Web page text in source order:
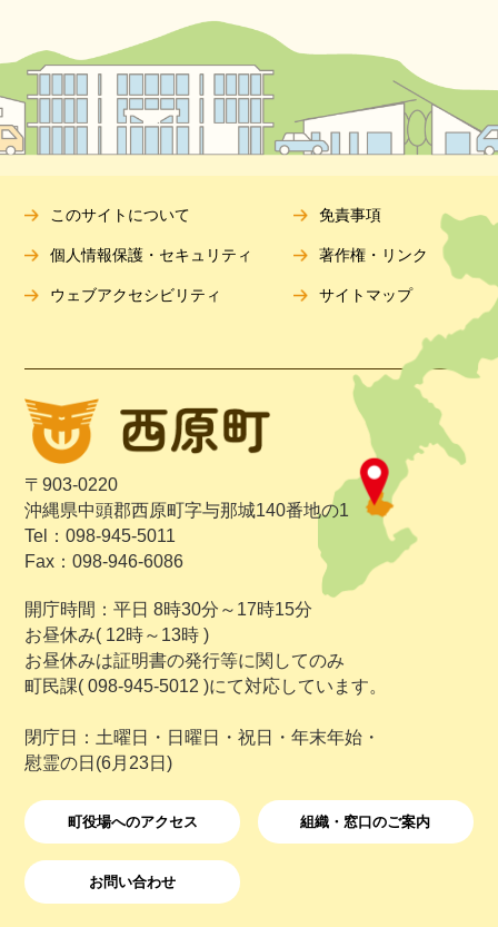
〒903-0220
沖縄県中頭郡西原町字与那城140番地の1
Tel：098-945-5011
Fax：098-946-6086
開庁時間：平日 8時30分～17時15分
お昼休み( 12時～13時 )
お昼休みは証明書の発行等に関してのみ
町民課( 098-945-5012 )にて対応しています。
閉庁日：土曜日・日曜日・祝日・年末年始・
慰霊の日(6月23日)
町役場へのアクセス 組織・窓口のご案内
お問い合わせ
このサイトについて 免責事項
個人情報保護・セキュリティ 著作権・リンク
ウェブアクセシビリティ サイトマップ